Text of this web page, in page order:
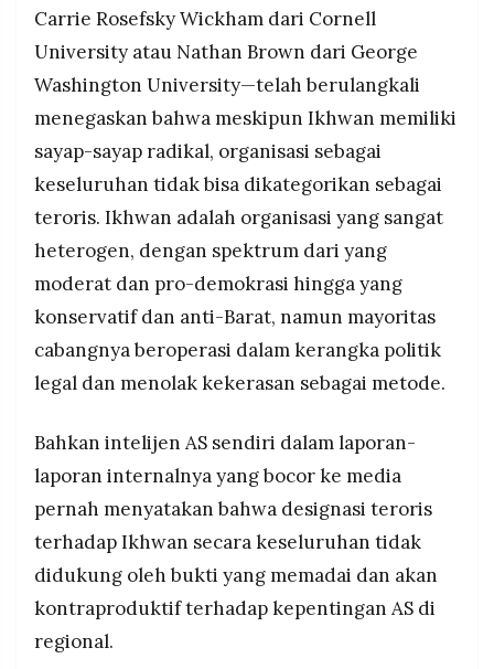
Carrie Rosefsky Wickham dari Cornell
University atau Nathan Brown dari George
Washington University—telah berulangkali
menegaskan bahwa meskipun Ikhwan memiliki
sayap-sayap radikal, organisasi sebagai
keseluruhan tidak bisa dikategorikan sebagai
teroris. Ikhwan adalah organisasi yang sangat
heterogen, dengan spektrum dari yang
moderat dan pro-demokrasi hingga yang
konservatif dan anti-Barat, namun mayoritas
cabangnya beroperasi dalam kerangka politik
legal dan menolak kekerasan sebagai metode.
Bahkan intelijen AS sendiri dalam laporan-
laporan internalnya yang bocor ke media
pernah menyatakan bahwa designasi teroris
terhadap Ikhwan secara keseluruhan tidak
didukung oleh bukti yang memadai dan akan
kontraproduktif terhadap kepentingan AS di
regional.